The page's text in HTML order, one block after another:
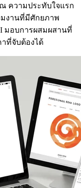
ความประทับใจแรก
งานที่มีศักยภาพ
มอบการผสมผสานที่
ที่จับต้องได้